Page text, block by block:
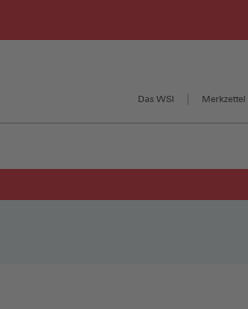
Das WSI Merkzettel